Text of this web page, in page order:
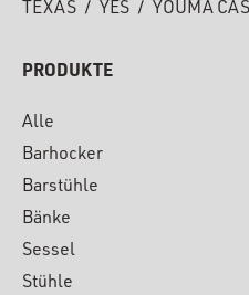
TEXAS / YES / YOUMA
PRODUKTE
Alle
Barhocker
Barstühle
Bänke
Sessel
Stühle